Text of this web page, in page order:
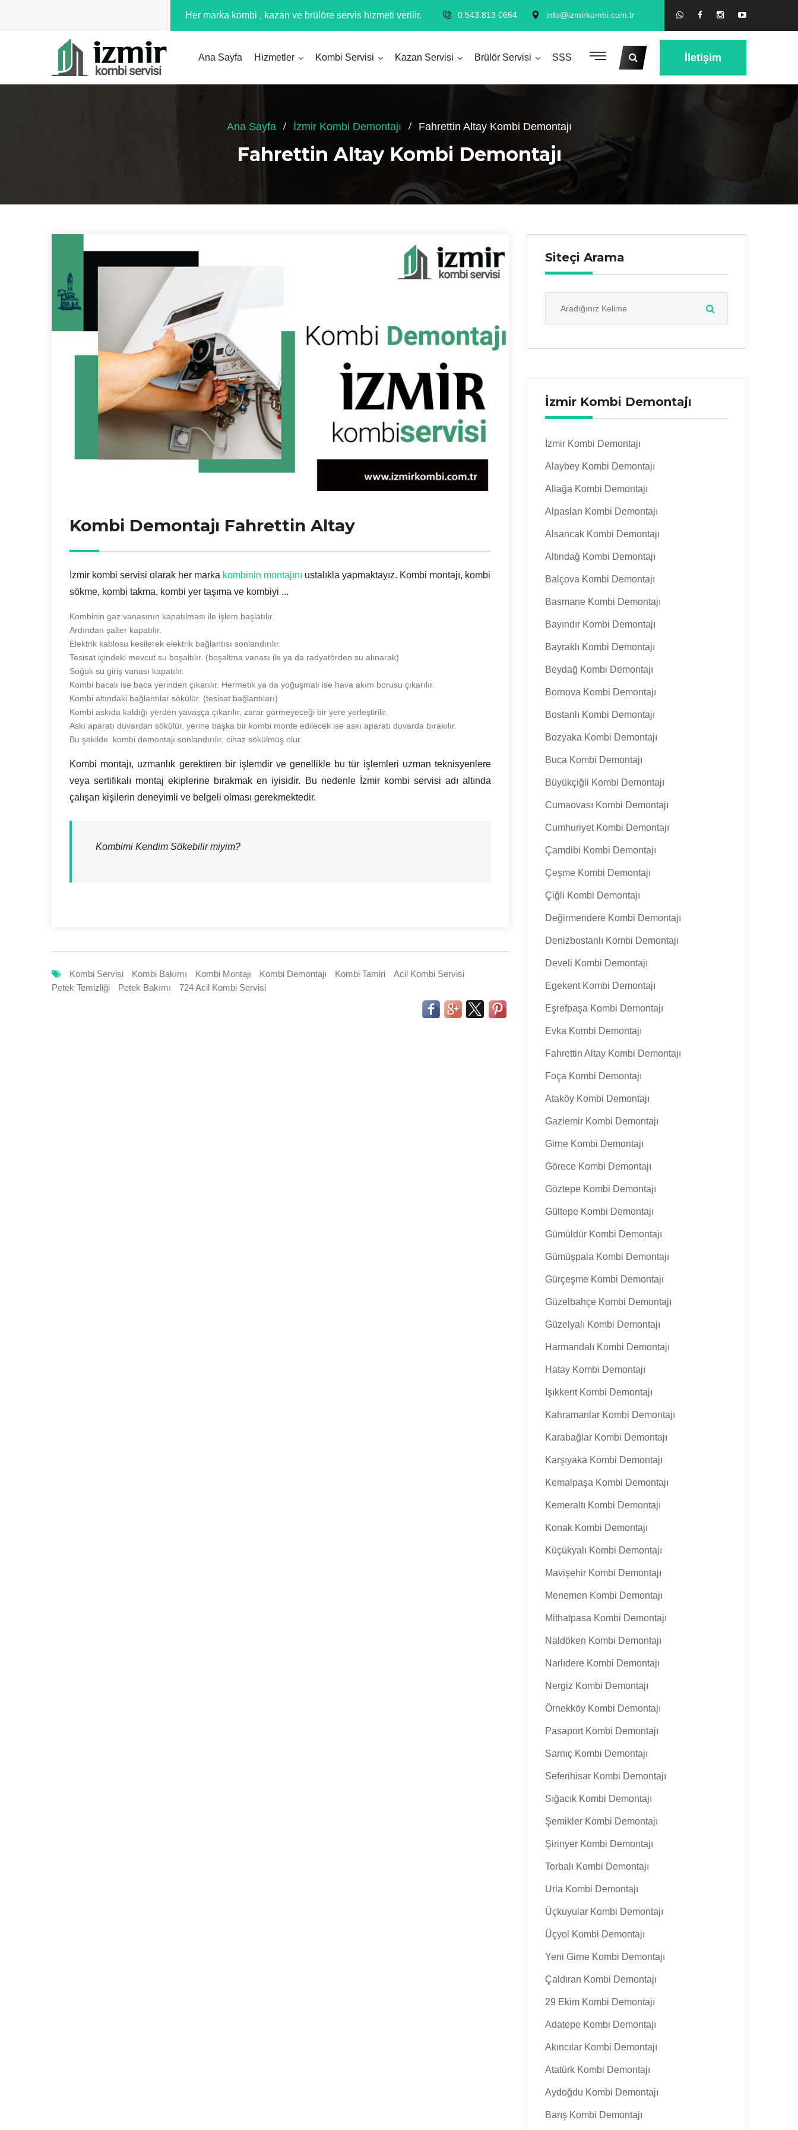
Her marka kombi , kazan ve brülöre servis hizmeti verilir. 0.543.813 0664 info@izmirkombi.com.tr
Ana Sayfa Hizmetler Kombi Servisi Kazan Servisi Brülör Servisi SSS İletişim
Ana Sayfa İzmir Kombi Demontajı Fahrettin Altay Kombi Demontajı
Fahrettin Altay Kombi Demontajı
Kombi Demontajı Fahrettin Altay
İzmir kombi servisi olarak her marka kombinin montajını ustalıkla yapmaktayız. Kombi montajı, kombi
sökme, kombi takma, kombi yer taşıma ve kombiyi ...
Kombinin gaz vanasının kapatılması ile işlem başlatılır.
Ardından şalter kapatılır.
Elektrik kablosu kesilerek elektrik bağlantısı sonlandırılır.
Tesisat içindeki mevcut su boşaltılır. (boşaltma vanası ile ya da radyatörden su alınarak)
Soğuk su giriş vanası kapatılır.
Kombi bacalı ise baca yerinden çıkarılır. Hermetik ya da yoğuşmalı ise hava akım borusu çıkarılır.
Kombi altındaki bağlantılar sökülür. (tesisat bağlantıları)
Kombi askıda kaldığı yerden yavaşça çıkarılır, zarar görmeyeceği bir yere yerleştirilir.
Askı aparatı duvardan sökülür, yerine başka bir kombi monte edilecek ise askı aparatı duvarda bırakılır.
Bu şekilde kombi demontajı sonlandırılır, cihaz sökülmüş olur.
Kombi montajı, uzmanlık gerektiren bir işlemdir ve genellikle bu tür işlemleri uzman teknisyenlere
veya sertifikalı montaj ekiplerine bırakmak en iyisidir. Bu nedenle İzmir kombi servisi adı altında
çalışan kişilerin deneyimli ve belgeli olması gerekmektedir.
Kombimi Kendim Sökebilir miyim?
Kombi Servisi Kombi Bakımı Kombi Montajı Kombi Demontajı Kombi Tamiri
Acil Kombi Servisi
Petek Temizliği
Petek Bakımı 724 Acil Kombi Servisi
Siteçi Arama
İzmir Kombi Demontajı
İzmir Kombi Demontajı
Alaybey Kombi Demontajı
Aliağa Kombi Demontajı
Alpaslan Kombi Demontajı
Alsancak Kombi Demontajı
Altındağ Kombi Demontajı
Balçova Kombi Demontajı
Basmane Kombi Demontajı
Bayındır Kombi Demontajı
Bayraklı Kombi Demontajı
Beydağ Kombi Demontajı
Bornova Kombi Demontajı
Bostanlı Kombi Demontajı
Bozyaka Kombi Demontajı
Buca Kombi Demontajı
Büyükçiğli Kombi Demontajı
Cumaovası Kombi Demontajı
Cumhuriyet Kombi Demontajı
Çamdibi Kombi Demontajı
Çeşme Kombi Demontajı
Çiğli Kombi Demontajı
Değirmendere Kombi Demontajı
Denizbostanlı Kombi Demontajı
Develi Kombi Demontajı
Egekent Kombi Demontajı
Eşrefpaşa Kombi Demontajı
Evka Kombi Demontajı
Fahrettin Altay Kombi Demontajı
Foça Kombi Demontajı
Ataköy Kombi Demontajı
Gaziemir Kombi Demontajı
Girne Kombi Demontajı
Görece Kombi Demontajı
Göztepe Kombi Demontajı
Gültepe Kombi Demontajı
Gümüldür Kombi Demontajı
Gümüşpala Kombi Demontajı
Gürçeşme Kombi Demontajı
Güzelbahçe Kombi Demontajı
Güzelyalı Kombi Demontajı
Harmandalı Kombi Demontajı
Hatay Kombi Demontajı
Işıkkent Kombi Demontajı
Kahramanlar Kombi Demontajı
Karabağlar Kombi Demontajı
Karşıyaka Kombi Demontajı
Kemalpaşa Kombi Demontajı
Kemeraltı Kombi Demontajı
Konak Kombi Demontajı
Küçükyalı Kombi Demontajı
Mavişehir Kombi Demontajı
Menemen Kombi Demontajı
Mithatpasa Kombi Demontajı
Naldöken Kombi Demontajı
Narlıdere Kombi Demontajı
Nergiz Kombi Demontajı
Örnekköy Kombi Demontajı
Pasaport Kombi Demontajı
Sarnıç Kombi Demontajı
Seferihisar Kombi Demontajı
Sığacık Kombi Demontajı
Şemikler Kombi Demontajı
Şirinyer Kombi Demontajı
Torbalı Kombi Demontajı
Urla Kombi Demontajı
Üçkuyular Kombi Demontajı
Üçyol Kombi Demontajı
Yeni Girne Kombi Demontajı
Çaldıran Kombi Demontajı
29 Ekim Kombi Demontajı
Adatepe Kombi Demontajı
Akıncılar Kombi Demontajı
Atatürk Kombi Demontajı
Aydoğdu Kombi Demontajı
Barış Kombi Demontajı